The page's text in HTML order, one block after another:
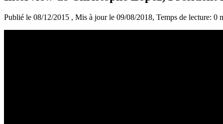
Publié le 08/12/2015 , Mis à jour le 09/08/2018, Temps de lecture: 0